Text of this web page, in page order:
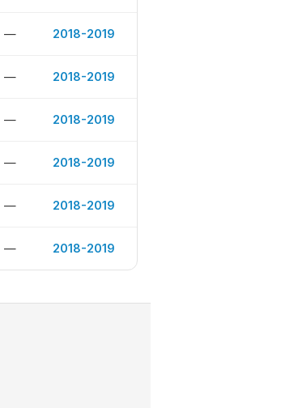
— 2018-2019
— 2018-2019
— 2018-2019
— 2018-2019
— 2018-2019
— 2018-2019